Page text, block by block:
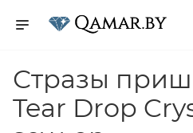
Стразы
Tear Drop